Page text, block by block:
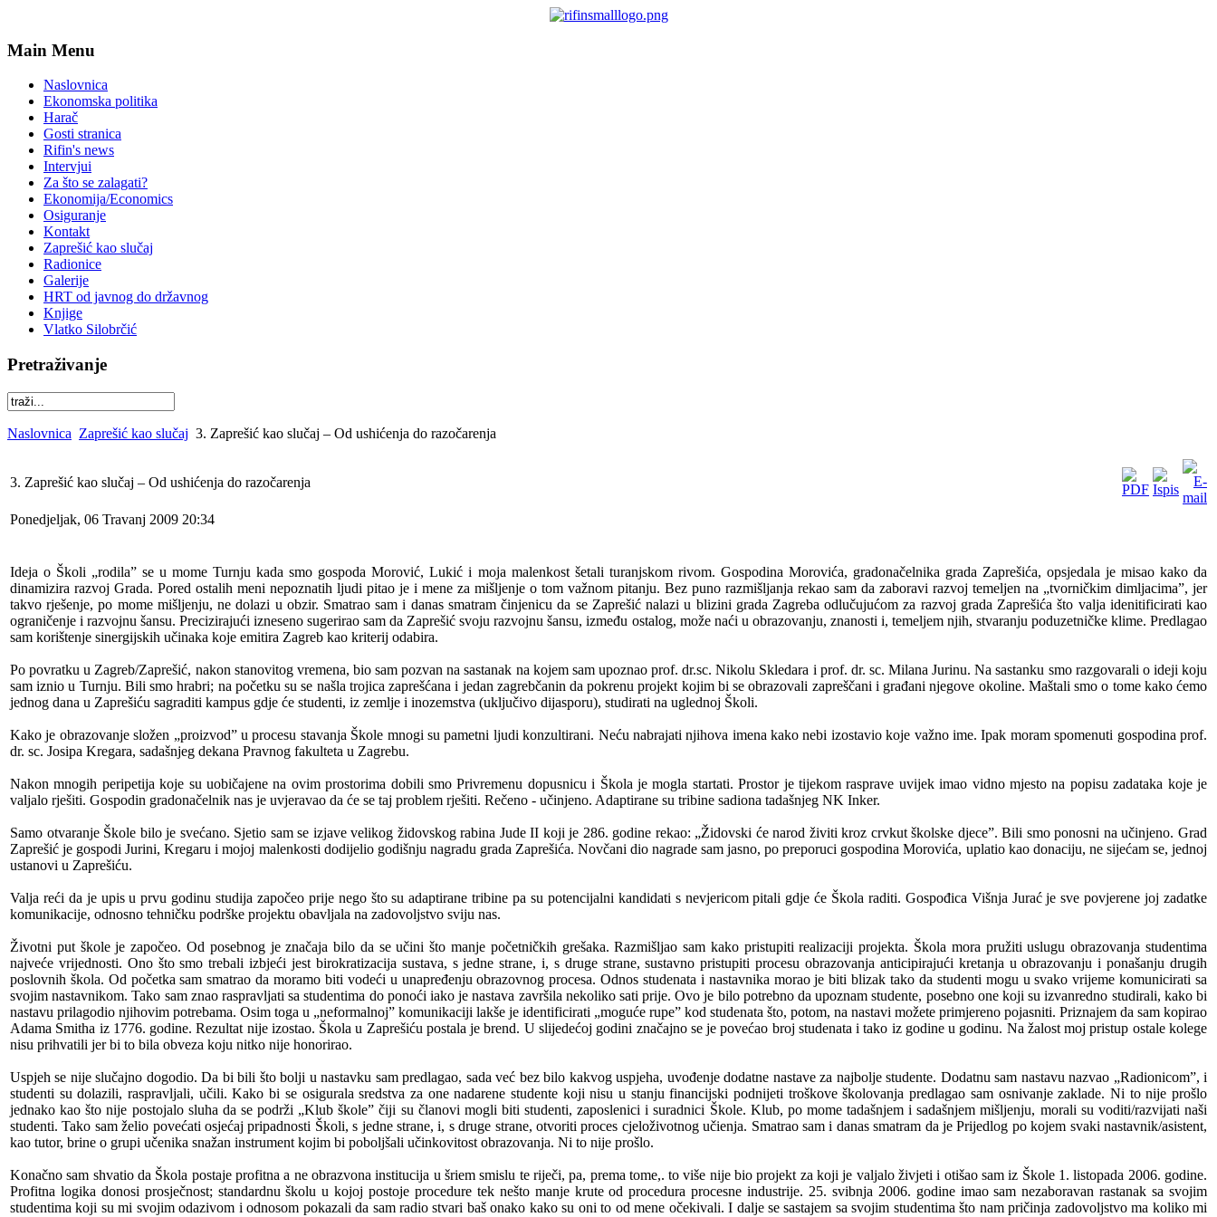
Main Menu
Naslovnica
Ekonomska politika
Harač
Gosti stranica
Rifin's news
Intervjui
Za što se zalagati?
Ekonomija/Economics
Osiguranje
Kontakt
Zaprešić kao slučaj
Radionice
Galerije
HRT od javnog do državnog
Knjige
Vlatko Silobrčić
Pretraživanje
Naslovnica Zaprešić kao slučaj 3. Zaprešić kao slučaj – Od ushićenja do razočarenja
3. Zaprešić kao slučaj – Od ushićenja do razočarenja
Ponedjeljak, 06 Travanj 2009 20:34
Ideja o Školi „rodila” se u mome Turnju kada smo gospoda Morović, Lukić i moja malenkost šetali turanjskom rivom. Gospodina Morovića, gradonačelnika grada Zaprešića, opsjedala je misao kako da
dinamizira razvoj Grada. Pored ostalih meni nepoznatih ljudi pitao je i mene za mišljenje o tom važnom pitanju. Bez puno razmišljanja rekao sam da zaboravi razvoj temeljen na „tvorničkim dimljacima”, jer
takvo rješenje, po mome mišljenju, ne dolazi u obzir. Smatrao sam i danas smatram činjenicu da se Zaprešić nalazi u blizini grada Zagreba odlučujućom za razvoj grada Zaprešića što valja idenitificirati kao
ograničenje i razvojnu šansu. Precizirajući izneseno sugerirao sam da Zaprešić svoju razvojnu šansu, između ostalog, može naći u obrazovanju, znanosti i, temeljem njih, stvaranju poduzetničke klime. Predlagao
sam korištenje sinergijskih učinaka koje emitira Zagreb kao kriterij odabira.
Po povratku u Zagreb/Zaprešić, nakon stanovitog vremena, bio sam pozvan na sastanak na kojem sam upoznao prof. dr.sc. Nikolu Skledara i prof. dr. sc. Milana Jurinu. Na sastanku smo razgovarali o ideji koju
sam iznio u Turnju. Bili smo hrabri; na početku su se našla trojica zaprešćana i jedan zagrebčanin da pokrenu projekt kojim bi se obrazovali zapreščani i građani njegove okoline. Maštali smo o tome kako ćemo
jednog dana u Zaprešiću sagraditi kampus gdje će studenti, iz zemlje i inozemstva (uključivo dijasporu), studirati na uglednoj Školi.
Kako je obrazovanje složen „proizvod” u procesu stavanja Škole mnogi su pametni ljudi konzultirani. Neću nabrajati njihova imena kako nebi izostavio koje važno ime. Ipak moram spomenuti gospodina prof.
dr. sc. Josipa Kregara, sadašnjeg dekana Pravnog fakulteta u Zagrebu.
Nakon mnogih peripetija koje su uobičajene na ovim prostorima dobili smo Privremenu dopusnicu i Škola je mogla startati. Prostor je tijekom rasprave uvijek imao vidno mjesto na popisu zadataka koje je
valjalo rješiti. Gospodin gradonačelnik nas je uvjeravao da će se taj problem rješiti. Rečeno - učinjeno. Adaptirane su tribine sadiona tadašnjeg NK Inker.
Samo otvaranje Škole bilo je svećano. Sjetio sam se izjave velikog židovskog rabina Jude II koji je 286. godine rekao: „Židovski će narod živiti kroz crvkut školske djece”. Bili smo ponosni na učinjeno. Grad
Zaprešić je gospodi Jurini, Kregaru i mojoj malenkosti dodijelio godišnju nagradu grada Zaprešića. Novčani dio nagrade sam jasno, po preporuci gospodina Morovića, uplatio kao donaciju, ne sijećam se, jednoj
ustanovi u Zaprešiću.
Valja reći da je upis u prvu godinu studija započeo prije nego što su adaptirane tribine pa su potencijalni kandidati s nevjericom pitali gdje će Škola raditi. Gospođica Višnja Jurać je sve povjerene joj zadatke
komunikacije, odnosno tehničku podrške projektu obavljala na zadovoljstvo sviju nas.
Životni put škole je započeo. Od posebnog je značaja bilo da se učini što manje početničkih grešaka. Razmišljao sam kako pristupiti realizaciji projekta. Škola mora pružiti uslugu obrazovanja studentima
najveće vrijednosti. Ono što smo trebali izbjeći jest birokratizacija sustava, s jedne strane, i, s druge strane, sustavno pristupiti procesu obrazovanja anticipirajući kretanja u obrazovanju i ponašanju drugih
poslovnih škola. Od početka sam smatrao da moramo biti vodeći u unapređenju obrazovnog procesa. Odnos studenata i nastavnika morao je biti blizak tako da studenti mogu u svako vrijeme komunicirati sa
svojim nastavnikom. Tako sam znao raspravljati sa studentima do ponoći iako je nastava završila nekoliko sati prije. Ovo je bilo potrebno da upoznam studente, posebno one koji su izvanredno studirali, kako bi
nastavu prilagodio njihovim potrebama. Osim toga u „neformalnoj” komunikaciji lakše je identificirati „moguće rupe” kod studenata što, potom, na nastavi možete primjereno pojasniti. Priznajem da sam kopirao
Adama Smitha iz 1776. godine. Rezultat nije izostao. Škola u Zaprešiću postala je brend. U slijedećoj godini značajno se je povećao broj studenata i tako iz godine u godinu. Na žalost moj pristup ostale kolege
nisu prihvatili jer bi to bila obveza koju nitko nije honorirao.
Uspjeh se nije slučajno dogodio. Da bi bili što bolji u nastavku sam predlagao, sada već bez bilo kakvog uspjeha, uvođenje dodatne nastave za najbolje studente. Dodatnu sam nastavu nazvao „Radionicom”, i
studenti su dolazili, raspravljali, učili. Kako bi se osigurala sredstva za one nadarene studente koji nisu u stanju financijski podnijeti troškove školovanja predlagao sam osnivanje zaklade. Ni to nije prošlo
jednako kao što nije postojalo sluha da se podrži „Klub škole” čiji su članovi mogli biti studenti, zaposlenici i suradnici Škole. Klub, po mome tadašnjem i sadašnjem mišljenju, morali su voditi/razvijati naši
studenti. Tako sam želio povećati osjećaj pripadnosti Školi, s jedne strane, i, s druge strane, otvoriti proces cjeloživotnog učienja. Smatrao sam i danas smatram da je Prijedlog po kojem svaki nastavnik/asistent,
kao tutor, brine o grupi učenika snažan instrument kojim bi poboljšali učinkovitost obrazovanja. Ni to nije prošlo.
Konačno sam shvatio da Škola postaje profitna a ne obrazvona institucija u šriem smislu te riječi, pa, prema tome,. to više nije bio projekt za koji je valjalo živjeti i otišao sam iz Škole 1. listopada 2006. godine.
Profitna logika donosi prosječnost; standardnu školu u kojoj postoje procedure tek nešto manje krute od procedura procesne industrije. 25. svibnja 2006. godine imao sam nezaboravan rastanak sa svojim
studentima koji su mi svojim odazivom i odnosom pokazali da sam radio stvari baš onako kako su oni to od mene očekivali. I dalje se sastajem sa svojim studentima što nam pričinja zadovoljstvo ma koliko mi